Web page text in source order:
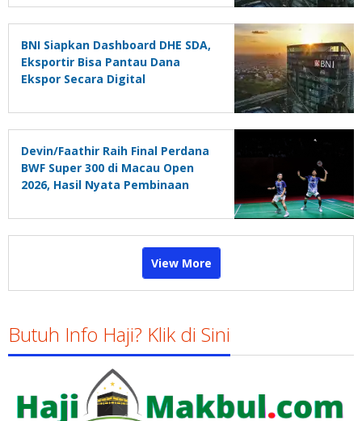
BNI Siapkan Dashboard DHE SDA,
Eksportir Bisa Pantau Dana
Ekspor Secara Digital
Devin/Faathir Raih Final Perdana
BWF Super 300 di Macau Open
2026, Hasil Nyata Pembinaan
View More
Butuh Info Haji? Klik di Sini